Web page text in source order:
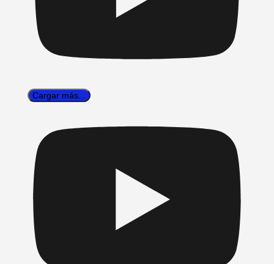
Cargar más...